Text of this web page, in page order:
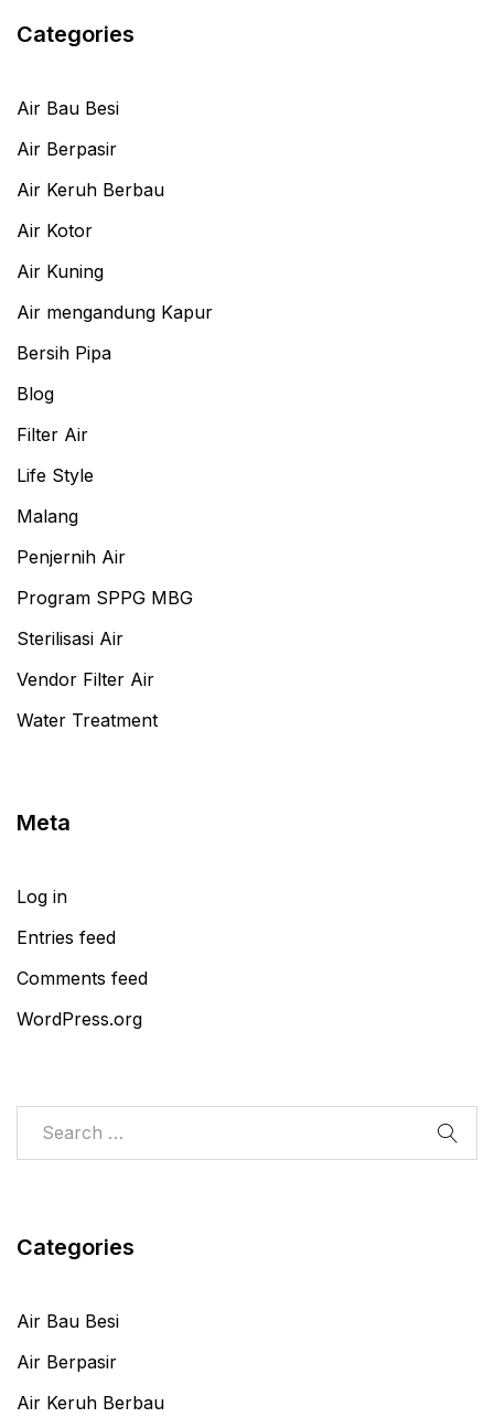
Categories
Air Bau Besi
Air Berpasir
Air Keruh Berbau
Air Kotor
Air Kuning
Air mengandung Kapur
Bersih Pipa
Blog
Filter Air
Life Style
Malang
Penjernih Air
Program SPPG MBG
Sterilisasi Air
Vendor Filter Air
Water Treatment
Meta
Log in
Entries feed
Comments feed
WordPress.org
Categories
Air Bau Besi
Air Berpasir
Air Keruh Berbau